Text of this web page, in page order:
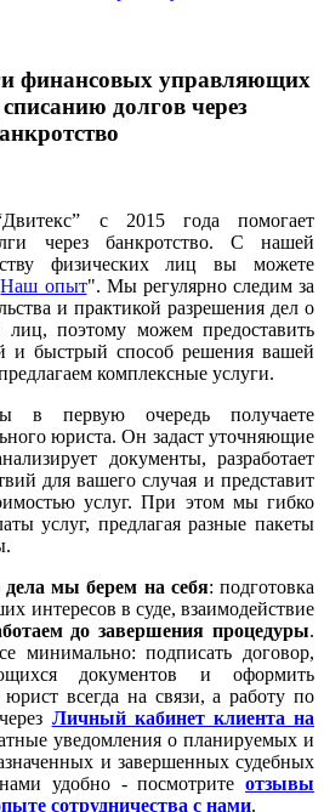
финансовых управляющих
долгов через
с 2015 года помогает
через банкротство. С нашей
физических лиц вы можете
Наш опыт". Мы регулярно следим за
и практикой разрешения дел о
лиц, поэтому можем предоставить
и быстрый способ решения вашей
комплексные услуги.
в первую очередь получаете
юриста. Он задаст уточняющие
документы, разработает
для вашего случая и представит
услуг. При этом мы гибко
услуг, предлагая разные пакеты
мы берем на себя: подготовка
интересов в суде, взаимодействие
до завершения процедуры.
минимально: подписать договор,
документов и оформить
всегда на связи, а работу по
Личный кабинет клиента на
уведомления о планируемых и
и завершенных судебных
удобно - посмотрите отзывы
сотрудничества с нами.